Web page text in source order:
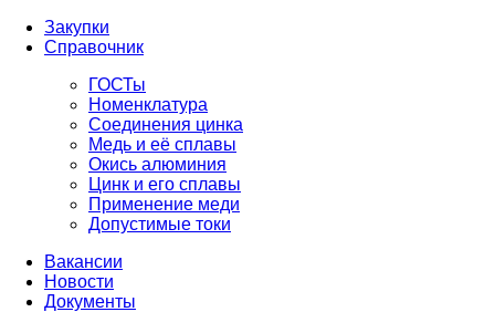
Закупки
Справочник
ГОСТы
Номенклатура
Соединения цинка
Медь и её сплавы
Окись алюминия
Цинк и его сплавы
Применение меди
Допустимые токи
Вакансии
Новости
Документы